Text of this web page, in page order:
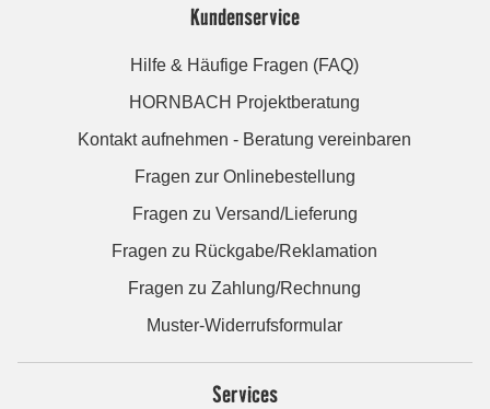
Kundenservice
Hilfe & Häufige Fragen (FAQ)
HORNBACH Projektberatung
Kontakt aufnehmen - Beratung vereinbaren
Fragen zur Onlinebestellung
Fragen zu Versand/Lieferung
Fragen zu Rückgabe/Reklamation
Fragen zu Zahlung/Rechnung
Muster-Widerrufsformular
Services